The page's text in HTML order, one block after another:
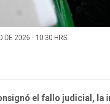
DE 2026 - 10:30 HRS.
el fallo judicial, la